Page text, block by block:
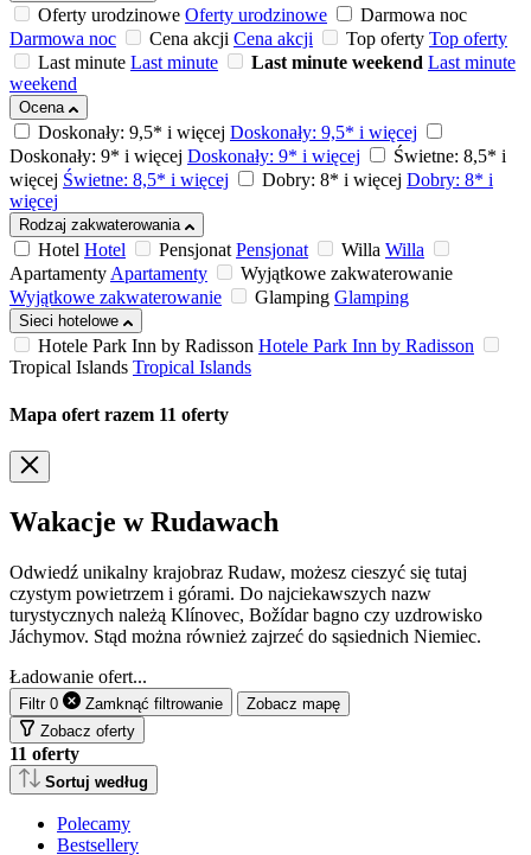
Oferty urodzinowe Oferty urodzinowe
Darmowa noc
Darmowa noc
Cena akcji Cena akcji Top oferty Top oferty
Last minute Last minute Last minute weekend Last minute
weekend
Ocena
Doskonały: 9,5* i więcej Doskonały: 9,5* i więcej
Doskonały: 9* i więcej Doskonały: 9* i więcej
Świetne: 8,5* i
więcej Świetne: 8,5* i więcej Dobry: 8* i więcej Dobry: 8* i
więcej
Rodzaj zakwaterowania
Hotel Hotel Pensjonat Pensjonat Willa Willa
ApartamentyApartamenty
Wyjątkowe zakwaterowanie
Wyjątkowe zakwaterowanie
Glamping Glamping
Sieci hotelowe
Hotele Park Inn by Radisson Hotele Park Inn by Radisson
Tropical Islands Tropical Islands
Mapa ofert razem 11 oferty
Wakacje w Rudawach
Odwiedź unikalny krajobraz Rudaw, możesz cieszyć się tutaj
czystym powietrzem i górami. Do najciekawszych nazw
turystycznych należą Klínovec, Božídar bagno czy uzdrowisko
Jáchymov. Stąd można również zajrzeć do sąsiednich Niemiec.
Ładowanie ofert...
Filtr 0 Zamknąć filtrowanie
Zobacz mapę
Zobacz oferty
11 oferty
Sortuj według
Polecamy
Bestsellery